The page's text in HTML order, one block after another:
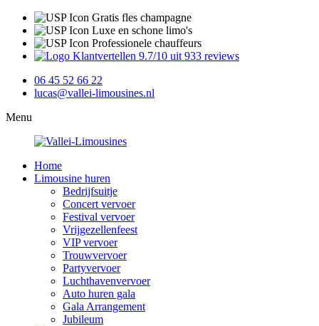
Gratis fles champagne
Luxe en schone limo's
Professionele chauffeurs
9.7/10 uit 933 reviews
06 45 52 66 22
lucas@vallei-limousines.nl
Menu
Home
Limousine huren
Bedrijfsuitje
Concert vervoer
Festival vervoer
Vrijgezellenfeest
VIP vervoer
Trouwvervoer
Partyvervoer
Luchthavenvervoer
Auto huren gala
Gala Arrangement
Jubileum